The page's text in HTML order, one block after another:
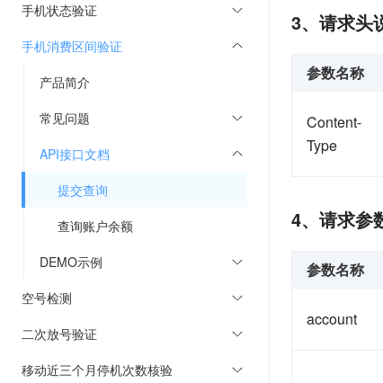
手机状态验证
手机消费区间验证
产品简介
常见问题
API接口文档
提交查询
查询账户余额
DEMO示例
空号检测
二次放号验证
移动近三个月停机次数核验
3、请求头
参数名称
Content-
Type
4、请求参
参数名称
account